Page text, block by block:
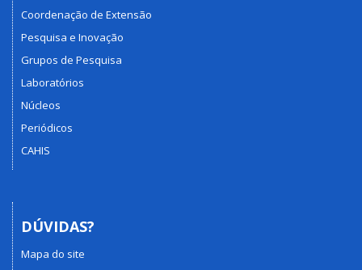
Coordenação de Extensão
Pesquisa e Inovação
Grupos de Pesquisa
Laboratórios
Núcleos
Periódicos
CAHIS
DÚVIDAS?
Mapa do site